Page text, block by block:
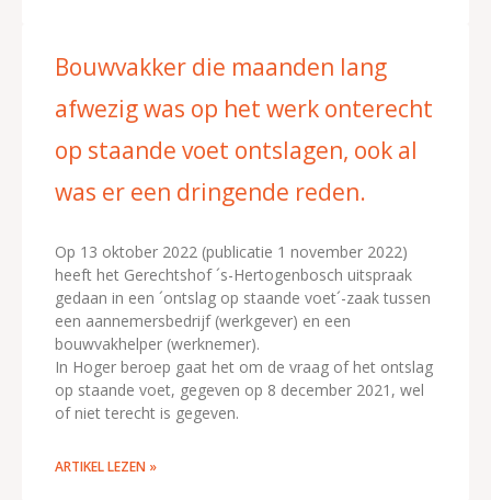
Bouwvakker die maanden lang
afwezig was op het werk onterecht
op staande voet ontslagen, ook al
was er een dringende reden.
Op 13 oktober 2022 (publicatie 1 november 2022)
heeft het Gerechtshof ´s-Hertogenbosch uitspraak
gedaan in een ´ontslag op staande voet´-zaak tussen
een aannemersbedrijf (werkgever) en een
bouwvakhelper (werknemer).
In Hoger beroep gaat het om de vraag of het ontslag
op staande voet, gegeven op 8 december 2021, wel
of niet terecht is gegeven.
ARTIKEL LEZEN »